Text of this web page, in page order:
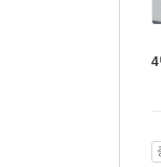
그
있
4